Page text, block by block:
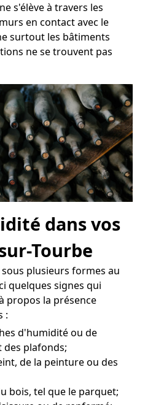
s'élève à travers les
en contact avec le
surtout les bâtiments
ne se trouvent pas
dans vos
Tourbe
plusieurs formes au
quelques signes qui
propos la présence
:
d'humidité ou de
des plafonds;
de la peinture ou des
bois, tel que le parquet;